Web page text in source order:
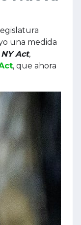
una medida
Act,
, que ahora